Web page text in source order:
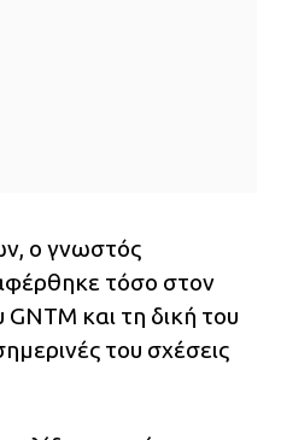
ο γνωστός
τόσο στον
και τη δική του
του σχέσεις